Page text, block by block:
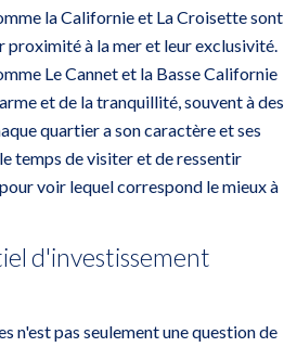
la Californie et La Croisette sont
proximité à la mer et leur exclusivité.
Le Cannet et la Basse Californie
et de la tranquillité, souvent à des
quartier a son caractère et ses
temps de visiter et de ressentir
voir lequel correspond le mieux à
d'investissement
n'est pas seulement une question de